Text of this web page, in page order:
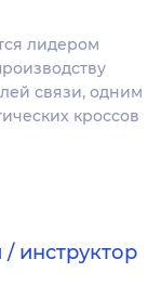
лидером
связи, одним
кроссов
инструктор